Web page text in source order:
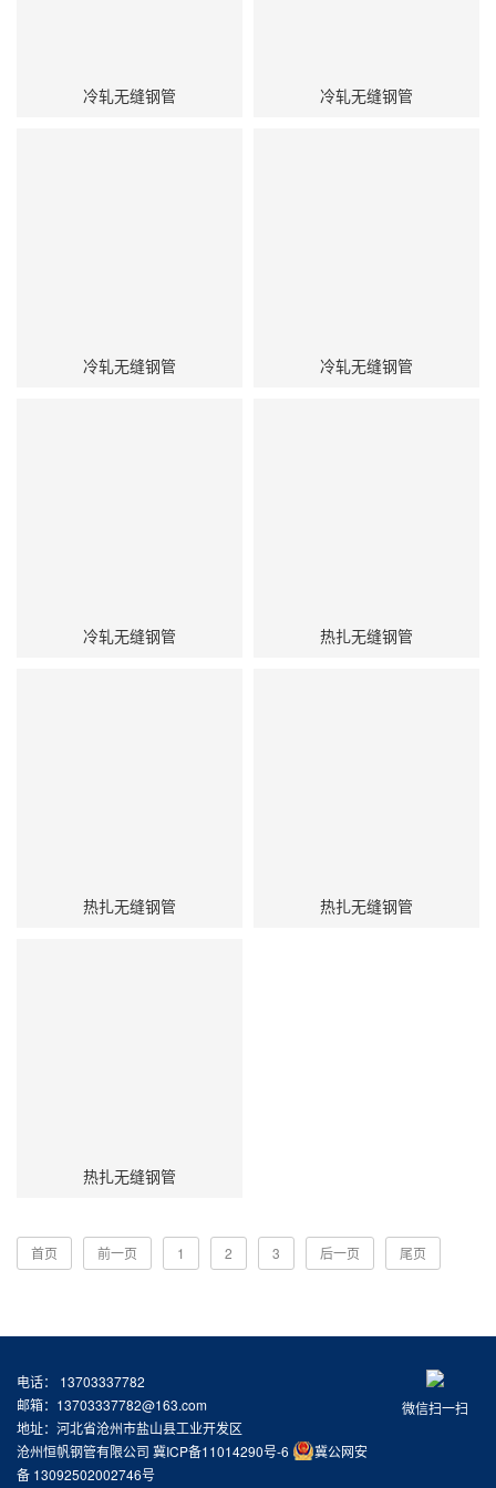
冷轧无缝钢管 冷轧无缝钢管
冷轧无缝钢管 冷轧无缝钢管
冷轧无缝钢管 热扎无缝钢管
热扎无缝钢管 热扎无缝钢管
热扎无缝钢管
首页 前一页 1 2 3 后一页 尾页
微信扫一扫
电话： 13703337782
邮箱：13703337782@163.com
地址：河北省沧州市盐山县工业开发区
沧州恒帆钢管有限公司 冀ICP备11014290号-6
冀公网安
备 13092502002746号